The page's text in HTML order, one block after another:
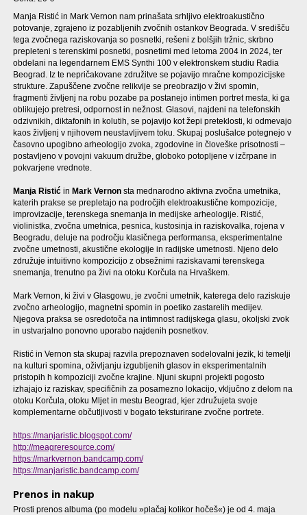
Manja Ristić in Mark Vernon nam prinašata srhljivo elektroakustično
potovanje, zgrajeno iz pozabljenih zvočnih ostankov Beograda. V središču
tega zvočnega raziskovanja so posnetki, rešeni z bolšjih tržnic, skrbno
prepleteni s terenskimi posnetki, posnetimi med letoma 2004 in 2024, ter
obdelani na legendarnem EMS Synthi 100 v elektronskem studiu Radia
Beograd. Iz te nepričakovane združitve se pojavijo mračne kompozicijske
strukture. Zapuščene zvočne relikvije se preobrazijo v živi spomin,
fragmenti življenj na robu pozabe pa postanejo intimen portret mesta, ki ga
oblikujejo pretresi, odpornost in nežnost. Glasovi, najdeni na telefonskih
odzivnikih, diktafonih in kolutih, se pojavijo kot žepi preteklosti, ki odmevajo
kaos življenj v njihovem neustavljivem toku. Skupaj poslušalce potegnejo v
časovno upogibno arheologijo zvoka, zgodovine in človeške prisotnosti –
postavljeno v povojni vakuum družbe, globoko potopljene v izčrpane in
pokvarjene vrednote.
Manja Ristićin Mark Vernonsta mednarodno aktivna zvočna umetnika,
katerih prakse se prepletajo na področjih elektroakustične kompozicije,
improvizacije, terenskega snemanja in medijske arheologije. Ristić,
violinistka, zvočna umetnica, pesnica, kustosinja in raziskovalka, rojena v
Beogradu, deluje na področju klasičnega performansa, eksperimentalne
zvočne umetnosti, akustične ekologije in radijske umetnosti. Njeno delo
združuje intuitivno kompozicijo z obsežnimi raziskavami terenskega
snemanja, trenutno pa živi na otoku Korčula na Hrvaškem.
Mark Vernon, ki živi v Glasgowu, je zvočni umetnik, katerega delo raziskuje
zvočno arheologijo, magnetni spomin in poetiko zastarelih medijev.
Njegova praksa se osredotoča na intimnost radijskega glasu, okoljski zvok
in ustvarjalno ponovno uporabo najdenih posnetkov.
Ristić in Vernon sta skupaj razvila prepoznaven sodelovalni jezik, ki temelji
na kulturi spomina, oživljanju izgubljenih glasov in eksperimentalnih
pristopih h kompoziciji zvočne krajine. Njuni skupni projekti pogosto
izhajajo iz raziskav, specifičnih za posamezno lokacijo, vključno z delom na
otoku Korčula, otoku Mljet in mestu Beograd, kjer združujeta svoje
komplementarne občutljivosti v bogato teksturirane zvočne portrete.
https://manjaristic.blogspot.com/
http://meagreresource.com/
https://markvernon.bandcamp.com/
https://manjaristic.bandcamp.com/
Prenos in nakup
Prosti prenos albuma (po modelu »plačaj kolikor hočeš«) je od 4. maja